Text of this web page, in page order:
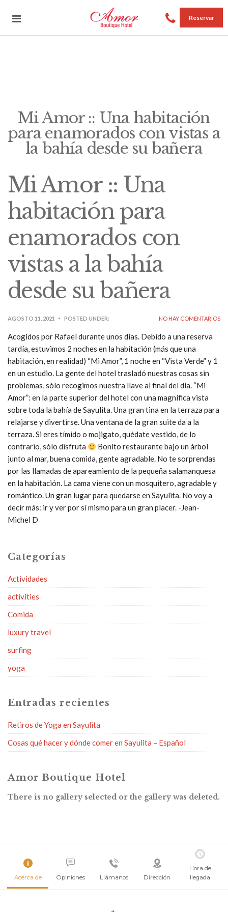
Reservar
Mi Amor :: Una habitación
para enamorados con vistas a
la bahía desde su bañera
Mi Amor :: Una
habitación para
enamorados con
vistas a la bahía
desde su bañera
AGOSTO 11, 2021 POSTED UNDER: NO HAY COMENTARIOS
Acogidos por Rafael durante unos días. Debido a una reserva
tardía, estuvimos 2 noches en la habitación (más que una
habitación, en realidad) “Mi Amor”, 1 noche en “Vista Verde” y 1
en un estudio. La gente del hotel trasladó nuestras cosas sin
problemas, sólo recogimos nuestra llave al final del día. “Mi
Amor”: en la parte superior del hotel con una magnífica vista
sobre toda la bahía de Sayulita. Una gran tina en la terraza para
relajarse y divertirse. Una ventana de la gran suite da a la
terraza. Si eres tímido o mojigato, quédate vestido, de lo
contrario, sólo disfruta
Bonito restaurante bajo un árbol
junto al mar, buena comida, gente agradable. No te sorprendas
por las llamadas de apareamiento de la pequeña salamanquesa
en la habitación. La cama viene con un mosquitero, agradable y
romántico. Un gran lugar para quedarse en Sayulita. No voy a
decir más: ir y ver por sí mismo para un gran placer. -Jean-
Michel D
Categorías
Actividades
activities
Comida
luxury travel
surfing
yoga
Entradas recientes
Retiros de Yoga en Sayulita
Cosas qué hacer y dónde comer en Sayulita – Español
Amor Boutique Hotel
There is no gallery selected or the gallery was deleted.
Acerca de Opiniones Llámanos Dirección
Hora de
llegada